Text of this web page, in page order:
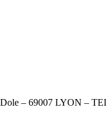
– 69007 LYON –